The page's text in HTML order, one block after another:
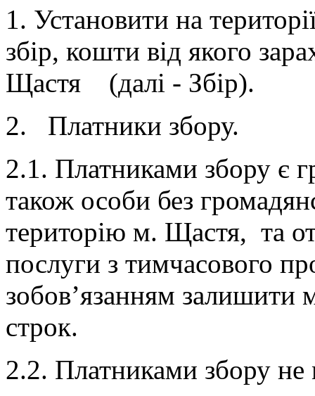
1. Установити на
збір, кошти від якого
Щастя (далі - Збір).
2. Платники збору.
2.1. Платниками збору є
також особи без
територію м. Щастя, та
послуги з тимчасового
зобов’язанням залишити
строк.
2.2. Платниками збору